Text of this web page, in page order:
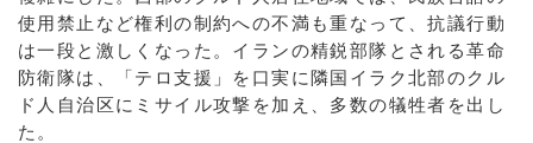
使用禁止など権利の制約への不満も重なって、抗議行動
は一段と激しくなった。イランの精鋭部隊とされる革命
防衛隊は、「テロ支援」を口実に隣国イラク北部のクル
ド人自治区にミサイル攻撃を加え、多数の犠牲者を出し
た。